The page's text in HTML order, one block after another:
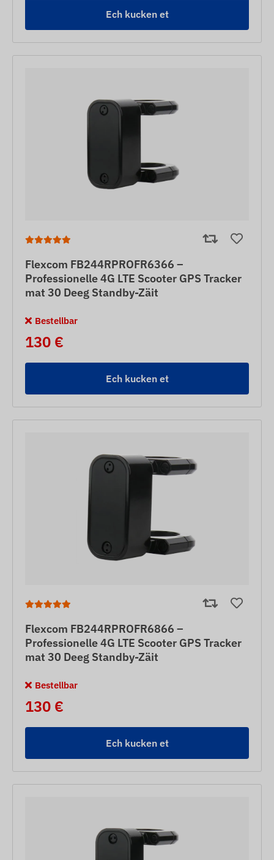
Ech kucken et
Flexcom FB244RPROFR6366 –
Professionelle 4G LTE Scooter GPS Tracker
mat 30 Deeg Standby-Zäit
Bestellbar
130 €
Ech kucken et
Flexcom FB244RPROFR6866 –
Professionelle 4G LTE Scooter GPS Tracker
mat 30 Deeg Standby-Zäit
Bestellbar
130 €
Ech kucken et